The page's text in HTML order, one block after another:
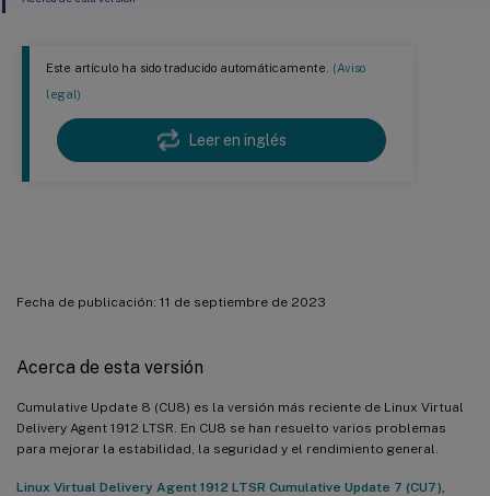
Este artículo ha sido traducido automáticamente. (Aviso
legal)
Leer en inglés
Fecha de publicación: 11 de septiembre de 2023
Acerca de esta versión
Cumulative Update 8 (CU8) es la versión más reciente de Linux Virtual
Delivery Agent 1912 LTSR. En CU8 se han resuelto varios problemas
para mejorar la estabilidad, la seguridad y el rendimiento general.
Linux Virtual Delivery Agent 1912 LTSR Cumulative Update 7 (CU7),